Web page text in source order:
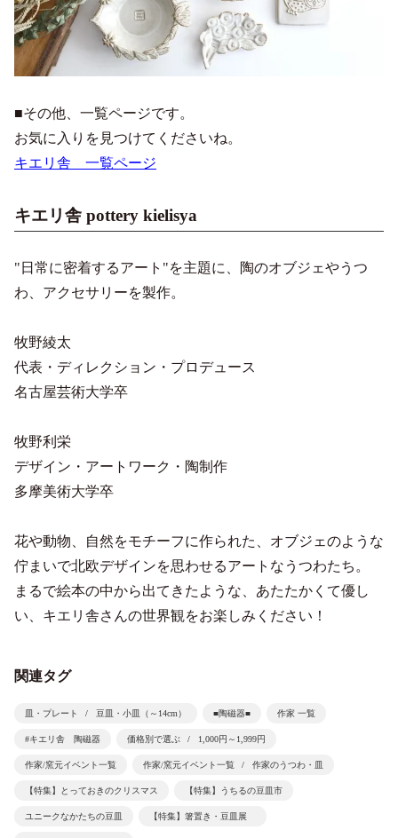
■その他、一覧ページです。
お気に入りを見つけてくださいね。
キエリ舎 一覧ページ
キエリ舎 pottery kielisya
"日常に密着するアート"を主題に、陶のオブジェやうつ
わ、アクセサリーを製作。
牧野綾太
代表・ディレクション・プロデュース
名古屋芸術大学卒
牧野利栄
デザイン・アートワーク・陶制作
多摩美術大学卒
花や動物、自然をモチーフに作られた、オブジェのような
佇まいで北欧デザインを思わせるアートなうつわたち。
まるで絵本の中から出てきたような、あたたかくて優し
い、キエリ舎さんの世界観をお楽しみください！
関連タグ
皿・プレート 豆皿・小皿（～14cm） ■陶磁器■ 作家 一覧
#キエリ舎 陶磁器 価格別で選ぶ 1,000円～1,999円
作家/窯元イベント一覧 作家/窯元イベント一覧 作家のうつわ・皿
【特集】とっておきのクリスマス 【特集】うちるの豆皿市
ユニークなかたちの豆皿 【特集】箸置き・豆皿展